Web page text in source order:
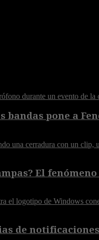
pone a
El fenómeno
de